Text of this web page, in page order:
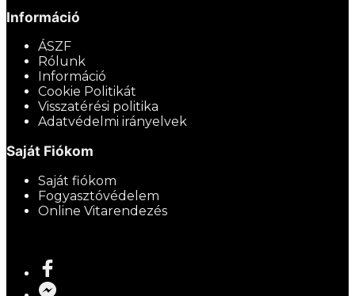
Információ
ÁSZF
Rólunk
Információ
Cookie Politikát
Visszatérési politika
Adatvédelmi irányelvek
Saját Fiókom
Saját fiókom
Fogyasztóvédelem
Online Vitarendezés